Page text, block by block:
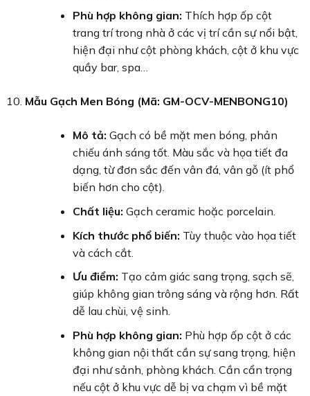
Phù hợp không gian: Thích hợp ốp cột
trang trí trong nhà ở các vị trí cần sự nổi bật,
hiện đại như cột phòng khách, cột ở khu vực
quầy bar, spa…
Mẫu Gạch Men Bóng (Mã: GM-OCV-MENBONG10)
Mô tả: Gạch có bề mặt men bóng, phản
chiếu ánh sáng tốt. Màu sắc và họa tiết đa
dạng, từ đơn sắc đến vân đá, vân gỗ (ít phổ
biến hơn cho cột).
Chất liệu: Gạch ceramic hoặc porcelain.
Kích thước phổ biến: Tùy thuộc vào họa tiết
và cách cắt.
Ưu điểm: Tạo cảm giác sang trọng, sạch sẽ,
giúp không gian trông sáng và rộng hơn. Rất
dễ lau chùi, vệ sinh.
Phù hợp không gian: Phù hợp ốp cột ở các
không gian nội thất cần sự sang trọng, hiện
đại như sảnh, phòng khách. Cần cẩn trọng
nếu cột ở khu vực dễ bị va chạm vì bề mặt